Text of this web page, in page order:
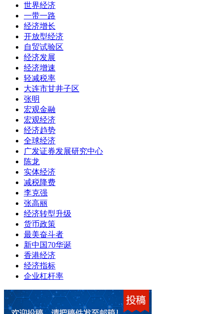
世界经济
一带一路
经济增长
开放型经济
自贸试验区
经济发展
经济增速
轻减税率
大连市甘井子区
张明
宏观金融
宏观经济
经济趋势
全球经济
广发证券发展研究中心
陈龙
实体经济
减税降费
李克强
张高丽
经济转型升级
货币政策
最美奋斗者
新中国70华诞
香港经济
经济指标
企业杠杆率